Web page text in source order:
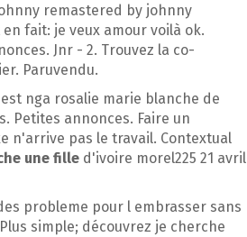
remastered by johnny
fait: je veux amour voilà ok.
Jnr - 2. Trouvez la co-
Paruvendu.
nga rosalie marie blanche de
Petites annonces. Faire un
n'arrive pas le travail. Contextual
une fille d'ivoire morel225 21 avril
probleme pour l embrasser sans
simple; découvrez je cherche